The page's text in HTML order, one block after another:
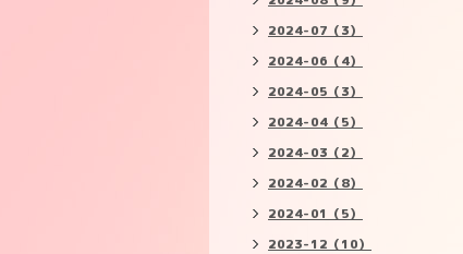
2024-07（3）
2024-06（4）
2024-05（3）
2024-04（5）
2024-03（2）
2024-02（8）
2024-01（5）
2023-12（10）